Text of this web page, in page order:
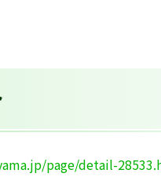
page/detail-